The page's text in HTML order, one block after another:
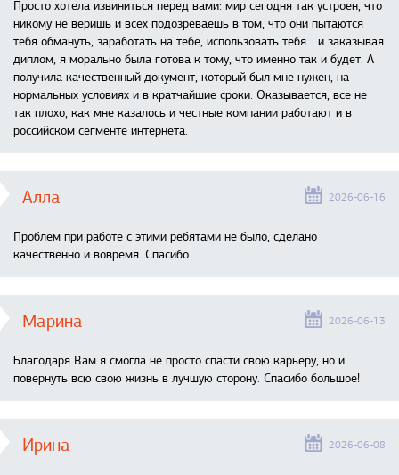
Просто хотела извиниться перед вами: мир сегодня так устроен, что
никому не веришь и всех подозреваешь в том, что они пытаются
тебя обмануть, заработать на тебе, использовать тебя... и заказывая
диплом, я морально была готова к тому, что именно так и будет. А
получила качественный документ, который был мне нужен, на
нормальных условиях и в кратчайшие сроки. Оказывается, все не
так плохо, как мне казалось и честные компании работают и в
российском сегменте интернета.
Алла 2026-06-16
Проблем при работе с этими ребятами не было, сделано
качественно и вовремя. Спасибо
Марина 2026-06-13
Благодаря Вам я смогла не просто спасти свою карьеру, но и
повернуть всю свою жизнь в лучшую сторону. Спасибо большое!
Ирина 2026-06-08